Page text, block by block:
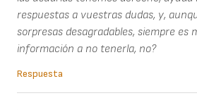
respuestas a vuestras dudas, y,
sorpresas desagradables, siempre es
información a no tenerla, no?
Respuesta